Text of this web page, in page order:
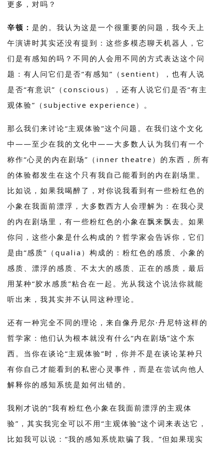
更多，对吗？
辛顿： 是的。我认为这是一个很重要的问题，我今天上
午演讲时其实还没有提到：这些多模态聊天机器人，它
们是有感知的吗？不同的人会用不同的方式表达这个问
题：有人问它们是否“有感知”（sentient），也有人说
是否“有意识”（conscious），还有人说它们是否“有主
观体验”（subjective experience）。
那么我们来讨论“主观体验”这个问题。在我们这个文化
中——至少在我的文化中——大多数人认为我们有一个
称作“心灵的内在剧场”（inner theatre）的东西，所有
的体验都发生在这个只有我自己能看到的内在剧场里。
比如说，如果我喝醉了，对你说我看到有一些粉红色的
小象在我面前漂浮，大多数西方人会理解为：在我心灵
的内在剧场里，有一些粉红色的小象在飘来飘去。如果
你问，这些小象是什么构成的？哲学家会告诉你，它们
是由“感质”（qualia）构成的：粉红色的感质、小象的
感质、漂浮的感质、不太大的感质、正在的感质，最后
用某种“胶水感质”粘合在一起。光从我这个说法你就能
听出来，我其实并不认同这种理论。
还有一种完全不同的理论，来自像丹尼尔·丹尼特这样的
哲学家：他们认为根本就没有什么“内在剧场”这个东
西。当你在谈论“主观体验”时，你并不是在谈论某种只
有你自己才能看到的私密心灵事件，而是在尝试向他人
解释你的感知系统是如何出错的。
我刚才说的“我有粉红色小象在我面前漂浮的主观体
验”，其实我完全可以不用“主观体验”这个词来表达它，
比如我可以说：“我的感知系统欺骗了我。”但如果现实